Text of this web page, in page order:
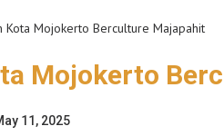
Kota Mojokerto Berculture Majapahit
Mojokerto
11, 2025